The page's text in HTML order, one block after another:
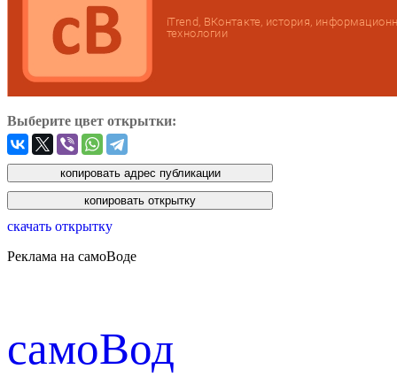
Выберите цвет открытки:
скачать открытку
Реклама на самоВоде
cамоВод